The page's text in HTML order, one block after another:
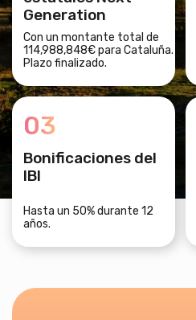
Generation
Con un montante total de
114,988,848€ para Cataluña.
Plazo finalizado.
03
Bonificaciones del
IBI
Hasta un 50% durante 12
años.